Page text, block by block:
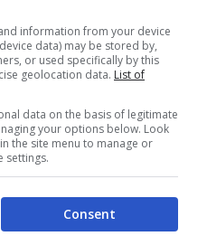
information from your device
data) may be stored by,
or used specifically by this
geolocation data. List of
data on the basis of legitimate
your options below. Look
the site menu to manage or
settings.
Consent